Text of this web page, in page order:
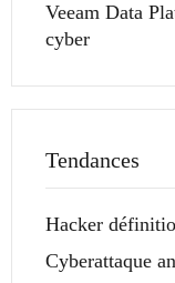
Veeam Data
cyber
Tendances
Hacker
Cyberattaque